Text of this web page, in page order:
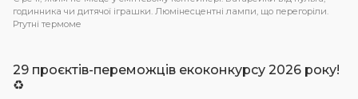
годинника чи дитячої іграшки. Люмінесцентні лампи, що перегоріли.
Ртутні термоме
29 проєктів-переможців екоконкурсу 2026 року!
♻️